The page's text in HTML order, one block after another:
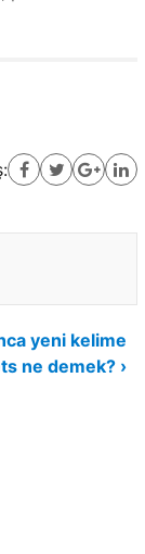
yeni kelime
ne demek? ›